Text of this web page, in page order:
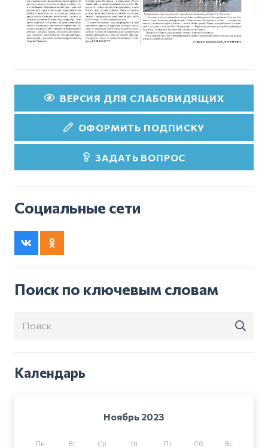
ВЕРСИЯ ДЛЯ СЛАБОВИДЯЩИХ
ОФОРМИТЬ ПОДПИСКУ
ЗАДАТЬ ВОПРОС
Социальные сети
Поиск по ключевым словам
Календарь
Ноябрь 2023
Пн Вт Ср Чт Пт Сб Вс